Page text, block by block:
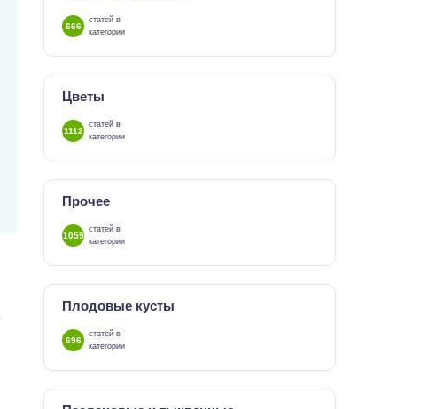
666
статей в
категории
Цветы
1112
статей в
категории
Прочее
1059
статей в
категории
Плодовые кусты
696
статей в
категории